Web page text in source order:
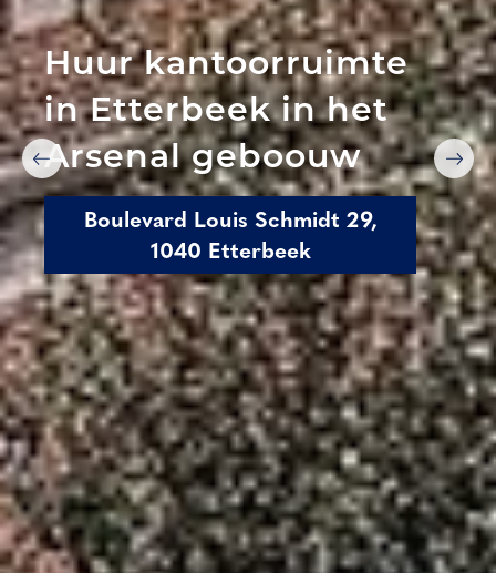
Huur kantoorruimte
in Etterbeek in het
Arsenal geboouw
Boulevard Louis Schmidt 29,
1040 Etterbeek